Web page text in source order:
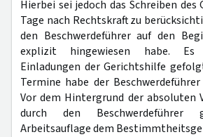
Hierbei sei jedoch das Schreiben des
Tage nach Rechtskraft zu
den Beschwerdeführer auf den
explizit hingewiesen habe.
Einladungen der Gerichtshilfe
Termine habe der
Vor dem Hintergrund der absoluten
durch den Beschwerdeführer
Arbeitsauflage dem